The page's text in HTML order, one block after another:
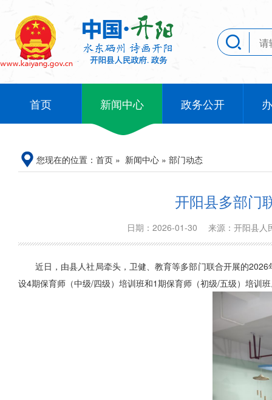
首页 新闻中心 政务公开
您现在的位置： 首页 » 新闻中心 » 部门动态
开阳县多部门
日期：2026-01-30 来源：开阳县
近日，由县人社局牵头，卫健、教育等多部门联合开展的
设4期保育师（中级/四级）培训班和1期保育师（初级/五级）培训